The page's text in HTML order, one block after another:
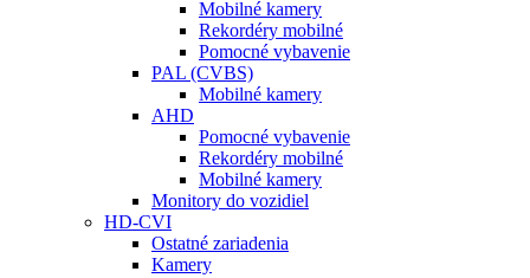
Mobilné kamery
Rekordéry mobilné
Pomocné vybavenie
PAL (CVBS)
Mobilné kamery
AHD
Pomocné vybavenie
Rekordéry mobilné
Mobilné kamery
Monitory do vozidiel
HD-CVI
Ostatné zariadenia
Kamery